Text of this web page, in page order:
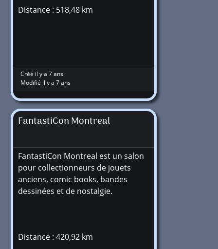
Distance : 518,48 km
Créé il y a 7 ans
Modifié il y a 7 ans
FantastiCon Montreal
FantastiCon Montreal est un salon
pour collectionneurs de jouets
anciens, comic books, bandes
dessinées et de nostalgie.
Distance : 420,92 km